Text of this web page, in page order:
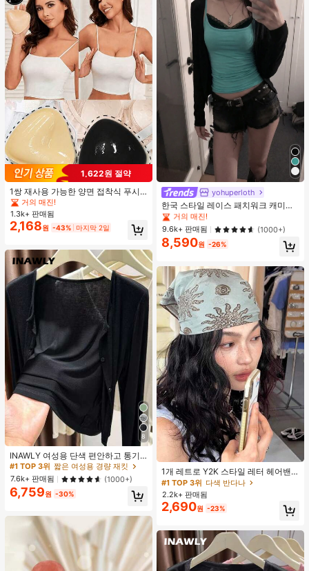
1,622원 절약
1쌍 재사용 가능한 양면 접착식 푸시
업 브라 패드, 수영복, 비키니 & 스포
츠 브라용 보이지 않는 두꺼운 접착식
브라 인서트
거의 매진!
1.3k+ 판매됨
2,168원 -43% 마지막 2일
8
INAWLY 여성용 단색 편안하고 통기
성 좋은 긴 소매 앞면 버튼 캐주얼 다
용도 얇은 가디건
#1 TOP 3위
짧은 여성용 경량 재킷
거의 매진!
#1 TOP 3위 짧은 여성용 경량 재킷
거의 매진!
#1 TOP 3위 짧은 여성용 경량 재킷
거의 매진!
#1 TOP 3위 짧은 여성용 경량 재킷
7.6k+ 판매됨 (1000+)
6,759원 -30%
yohuperloth
한국 스타일 레이스 패치워크 캐미솔
탱크 탑, Y2K 에스테틱, 스트리트웨어
캐주얼 여름
#1 TOP 3위
에서 녹색 다용도로 활용 가능한 데일리 탑
거의 매진!
#1 TOP 3위
에서 녹색 다용도로 활용 가능한 데일리 탑
거의 매진!
#1 TOP 3위
에서 녹색 다용도로 활용 가능한 데일리 탑
거의 매진!
#1 TOP 3위
에서 녹색 다용도로 활용 가능한 데일리 탑
거의 매진!
9.6k+ 판매됨 (1000+)
8,590원 -26%
1개 레트로 Y2K 스타일 레터 헤어밴
드, 스트리트 패션 다용도 헤어 스카프
여성용 여름 헤어 액세서리 여성 반다
나
#1 TOP 3위 다색 반다나
거의 매진!
#1 TOP 3위 다색 반다나
거의 매진!
#1 TOP 3위 다색 반다나
거의 매진!
#1 TOP 3위 다색 반다나
2.2k+ 판매됨
2,690원 -23%